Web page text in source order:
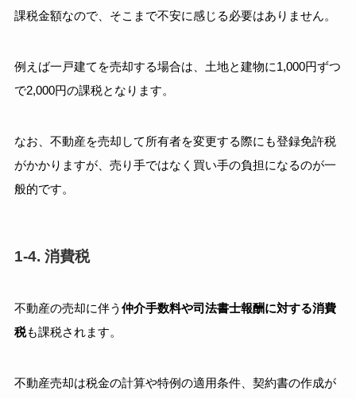
課税金額なので、そこまで不安に感じる必要はありません。
例えば一戸建てを売却する場合は、土地と建物に1,000円ずつ
で2,000円の課税となります。
なお、不動産を売却して所有者を変更する際にも登録免許税
がかかりますが、売り手ではなく買い手の負担になるのが一
般的です。
1-4. 消費税
不動産の売却に伴う 仲介手数料や司法書士報酬に対する消費
税も課税されます。
不動産売却は税金の計算や特例の適用条件、契約書の作成が